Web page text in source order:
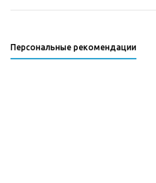
Персональные рекомендации